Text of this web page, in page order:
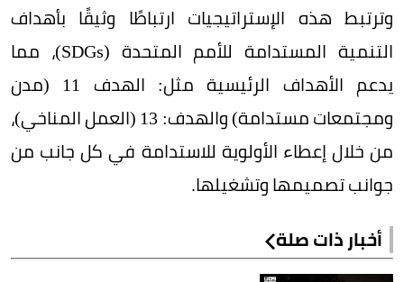
وترتبط هذه الإستراتيجيات ارتباطًا وثيقًا بأهداف
التنمية المستدامة للأمم المتحدة (SDGs)، مما
يدعم الأهداف الرئيسية مثل: الهدف 11 (مدن
ومجتمعات مستدامة) والهدف: 13 (العمل المناخي)،
من خلال إعطاء الأولوية للاستدامة في كل جانب من
جوانب تصميمها وتشغيلها.
أخبار ذات صلة